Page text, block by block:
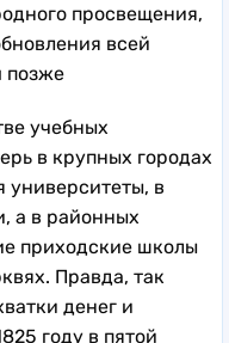
просвещения,
всей
позже
учебных
в крупных городах
университеты, в
а в районных
приходские школы
Правда, так
денег и
году в пятой